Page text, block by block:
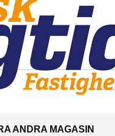
ANDRA MAGASIN